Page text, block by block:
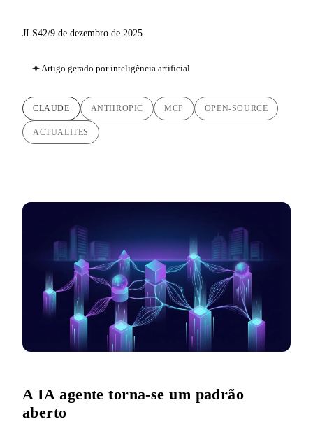
JLS42/9 de dezembro de 2025
Artigo gerado por inteligência artificial
CLAUDE ANTHROPIC MCP OPEN-SOURCE
ACTUALITES
A IA agente torna-se um padrão
aberto